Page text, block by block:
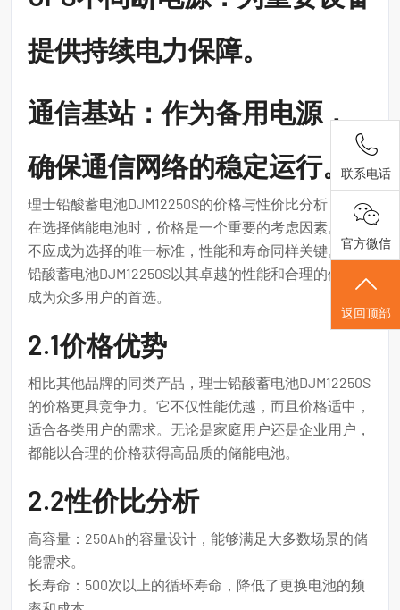
提供持续电力保障。
通信基站：作为备用电源，
确保通信网络的稳定运行。
理士铅酸蓄电池DJM12250S的价格与性价比分析
在选择储能电池时，价格是一个重要的考虑因素。价格
不应成为选择的唯一标准，性能和寿命同样关键。理士
铅酸蓄电池DJM12250S以其卓越的性能和合理的价格，
成为众多用户的首选。
2.1价格优势
相比其他品牌的同类产品，理士铅酸蓄电池DJM12250S
的价格更具竞争力。它不仅性能优越，而且价格适中，
适合各类用户的需求。无论是家庭用户还是企业用户，
都能以合理的价格获得高品质的储能电池。
2.2性价比分析
高容量：250Ah的容量设计，能够满足大多数场景的储
能需求。
长寿命：500次以上的循环寿命，降低了更换电池的频
联系电话
官方微信
返回顶部